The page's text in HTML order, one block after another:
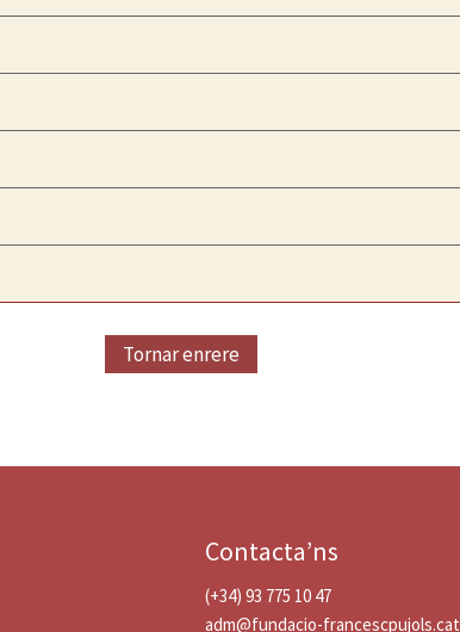
Tornar enrere
Contacta’ns
(+34) 93 775 10 47
adm@fundacio-francescpujols.cat